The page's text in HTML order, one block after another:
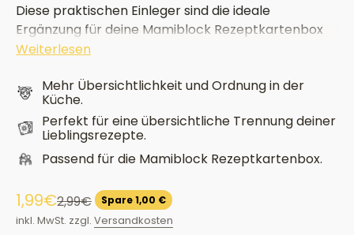
Diese praktischen Einleger sind die ideale
Ergänzung für deine Mamiblock Rezeptkartenbox
und sorgen für noch mehr Übersichtlichkeit und
Rezepte nach Kategorien sortieren, individuelle
Sektionen erstellen und alles genau so organisieren,
wie es für dich am besten passt.
Weiterlesen
Mehr Übersichtlichkeit und Ordnung in der
Küche.
Perfekt für eine übersichtliche Trennung deiner
Lieblingsrezepte.
Passend für die Mamiblock Rezeptkartenbox.
Angebot
1,99€Regulärer Preis
2,99€ Spare 1,00 €
inkl. MwSt. zzgl. Versandkosten